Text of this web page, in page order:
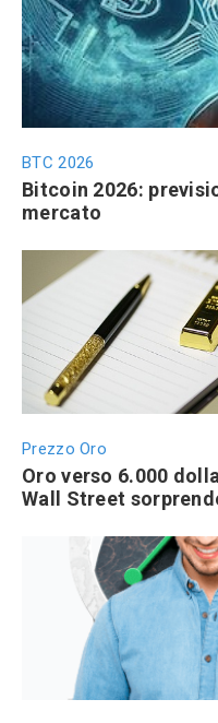
BTC 2026
Bitcoin 2026:
mercato
Prezzo Oro
Oro verso 6.000
Wall Street